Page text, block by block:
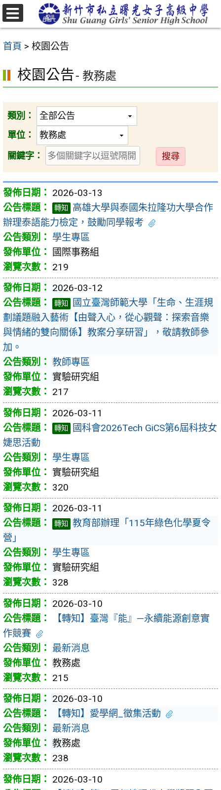
跳
至
要
容
首頁 > 校園公告
校園公告- 教務處
類別：
單位：
關鍵字：
送
出
2026-03-13
轉知
高雄大學與泰國朱拉隆功大學合作
辦理泰語能力檢定，鼓勵同學報考
學生專區
國際事務組
219
2026-03-12
轉知
國立臺灣師範大學「生命、生涯規
劃議題融入藝術【由聲入心，從心觀聲：探索音樂
與情緒的雙向關係】教案分享研習」，敬請教師參
加。
教師專區
實驗研究組
217
2026-03-11
轉知
國科會2026Tech GiCS第6屆科技女
婕思活動
學生專區
實驗研究組
320
2026-03-11
轉知
教育部辦理「115年綠色化學夏令
營」
學生專區
實驗研究組
328
2026-03-10
【轉知】臺灣『能』—永續能源創意實
作競賽
最新消息
教務處
215
2026-03-10
【轉知】愛學網_徵集活動
最新消息
教務處
238
2026-03-10
選
單